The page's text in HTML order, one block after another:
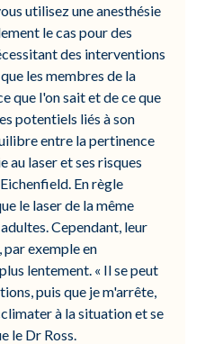
utilisez une anesthésie
le cas pour des
des interventions
les membres de la
que l'on sait et de ce que
potentiels liés à son
entre la pertinence
au laser et ses risques
En règle
le laser de la même
Cependant, leur
exemple en
lentement. « Il se peut
puis que je m'arrête,
à la situation et se
le Dr Ross.